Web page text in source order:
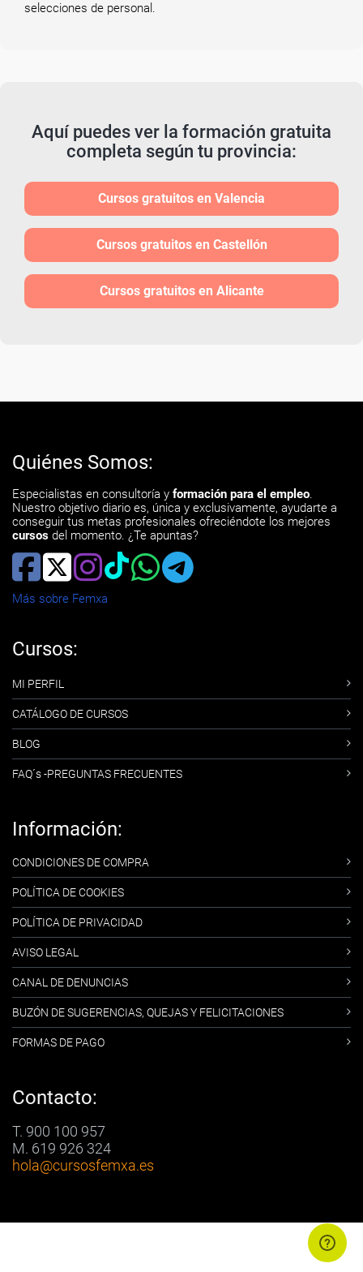
selecciones de personal.
Aquí puedes ver la formación gratuita
completa según tu provincia:
Cursos gratuitos en Valencia
Cursos gratuitos en Castellón
Cursos gratuitos en Alicante
Quiénes Somos:
Especialistas en consultoría y formación para el empleo.
Nuestro objetivo diario es, única y exclusivamente, ayudarte a
conseguir tus metas profesionales ofreciéndote los mejores
cursos del momento. ¿Te apuntas?
Más sobre Femxa
Cursos:
MI PERFIL
CATÁLOGO DE CURSOS
BLOG
FAQ´s -PREGUNTAS FRECUENTES
Información:
CONDICIONES DE COMPRA
POLÍTICA DE COOKIES
POLÍTICA DE PRIVACIDAD
AVISO LEGAL
CANAL DE DENUNCIAS
BUZÓN DE SUGERENCIAS, QUEJAS Y FELICITACIONES
FORMAS DE PAGO
Contacto:
T. 900 100 957
M. 619 926 324
hola@cursosfemxa.es